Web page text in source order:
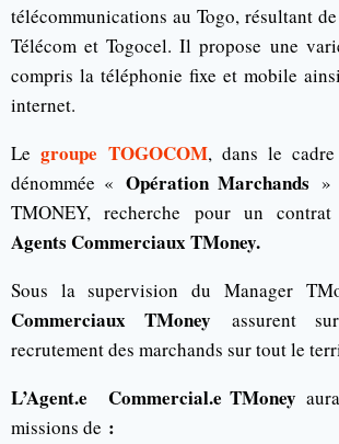
télécommunications au Togo, résultant
Télécom et Togocel. Il propose une
compris la téléphonie fixe et mobile
internet.
Legroupe TOGOCOM, dans le cadre
dénommée « Opération Marchands »
TMONEY, recherche pour un contrat
Agents Commerciaux TMoney.
Sous la supervision du Manager
Commerciaux TMoney assurent
recrutement des marchands sur tout le
L’Agent.e Commercial.e TMoney
missions de :